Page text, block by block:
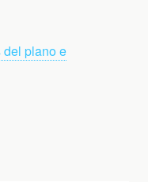
del plano e